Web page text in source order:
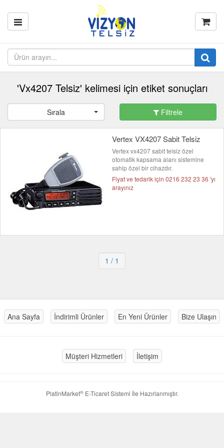
'Vx4207 Telsiz' kelimesi için etiket sonuçları
Sırala Filtrele
Vertex VX4207 Sabit Telsiz
Vertex vx4207 sabit telsiz özel
otomatik kapsama alanı sistemine
sahip özel bir cihazdır.
Fiyat ve tedarik için 0216 232 23 36 'yı
arayınız
1 / 1
Ana Sayfa İndirimli Ürünler En Yeni Ürünler Bize Ulaşın
Müşteri Hizmetleri İletişim
PlatinMarket®E-Ticaret Sistemi İle Hazırlanmıştır.